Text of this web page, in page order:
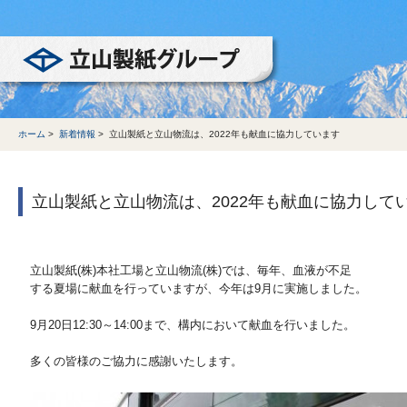
ホーム > 新着情報 > 立山製紙と立山物流は、2022年も献血に協力しています
立山製紙と立山物流は、2022年も献血に協力して
立山製紙(株)本社工場と立山物流(株)では、毎年、血液が不足
する夏場に献血を行っていますが、今年は9月に実施しました。
9月20日12:30～14:00まで、構内において献血を行いました。
多くの皆様のご協力に感謝いたします。